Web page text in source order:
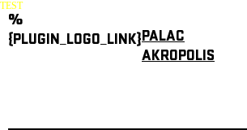
TEST
%
{PLUGIN_LOGO_LINK}PALAC
AKROPOLIS